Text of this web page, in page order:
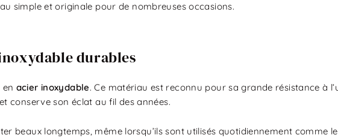
simple et originale pour de nombreuses occasions.
durables
acier inoxydable. Ce matériau est reconnu pour sa grande résistance à
conserve son éclat au fil des années.
beaux longtemps, même lorsqu’ils sont utilisés quotidiennement comme